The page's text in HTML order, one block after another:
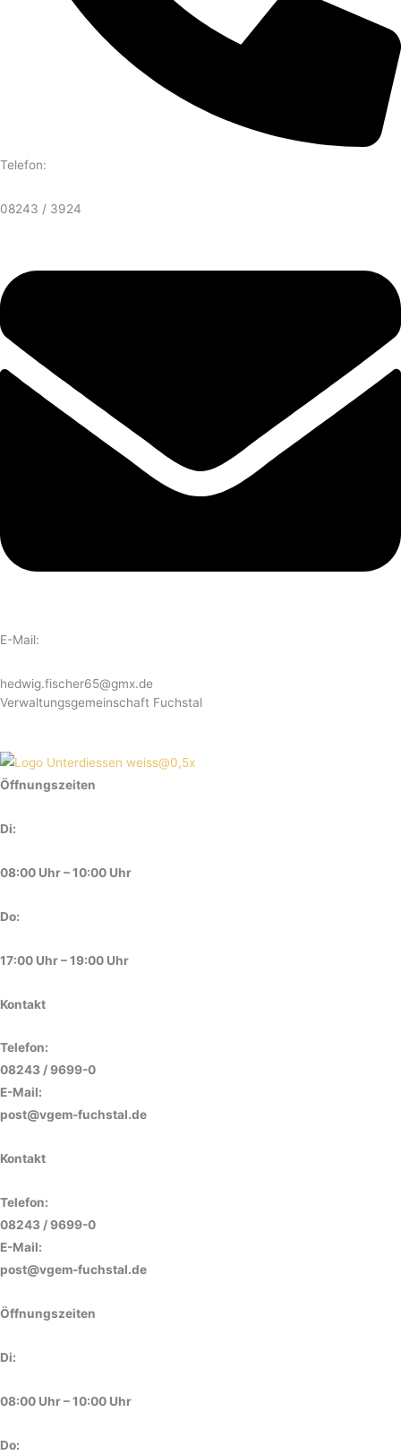
Telefon:
08243 / 3924
E-Mail:
hedwig.fischer65@gmx.de
Verwaltungsgemeinschaft Fuchstal
Öffnungszeiten
Di:
08:00 Uhr – 10:00 Uhr
Do:
17:00 Uhr – 19:00 Uhr
Kontakt
Telefon:
08243 / 9699-0
E-Mail:
post@vgem-fuchstal.de
Kontakt
Telefon:
08243 / 9699-0
E-Mail:
post@vgem-fuchstal.de
Öffnungszeiten
Di:
08:00 Uhr – 10:00 Uhr
Do: